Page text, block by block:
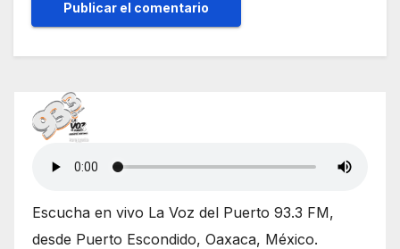
Escucha en vivo La Voz del Puerto 93.3 FM,
desde Puerto Escondido, Oaxaca, México.